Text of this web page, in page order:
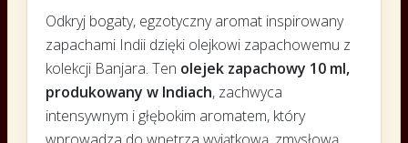
Odkryj bogaty, egzotyczny aromat inspirowany
zapachami Indii dzięki olejkowi zapachowemu z
kolekcji Banjara. Ten olejek zapachowy 10 ml,
produkowany w Indiach, zachwyca
intensywnym i głębokim aromatem, który